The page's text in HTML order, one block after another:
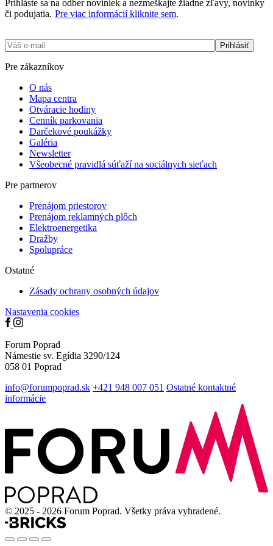
Prihláste sa na odber noviniek a nezmeškajte žiadne zľavy, novinky
či podujatia. Pre viac informácií kliknite sem.
Pre zákazníkov
O nás
Mapa centra
Otváracie hodiny
Cenník parkovania
Darčekové poukážky
Galéria
Newsletter
Všeobecné pravidlá súťaží na sociálnych sieťach
Pre partnerov
Prenájom priestorov
Prenájom reklamných plôch
Elektro­­­energetika
Dražby
Spolupráce
Ostatné
Zásady ochrany osobných údajov
Nastavenia cookies
Forum Poprad
Námestie sv. Egídia 3290/124
058 01 Poprad
info@forumpoprad.sk +421 948 007 051 Ostatné kontaktné
informácie
© 2025 - 2026 Forum Poprad. Všetky práva vyhradené.